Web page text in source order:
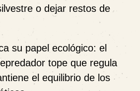
o dejar restos de
su papel ecológico: el
tope que regula
el equilibrio de los